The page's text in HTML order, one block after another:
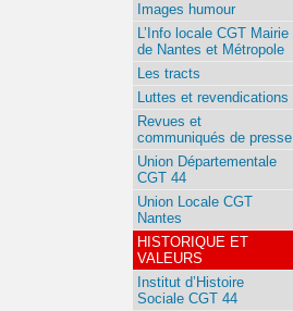
Images humour
L’Info locale CGT Mairie
de Nantes et Métropole
Les tracts
Luttes et revendications
Revues et
communiqués de presse
Union Départementale
CGT 44
Union Locale CGT
Nantes
HISTORIQUE ET
VALEURS
Institut d’Histoire
Sociale CGT 44